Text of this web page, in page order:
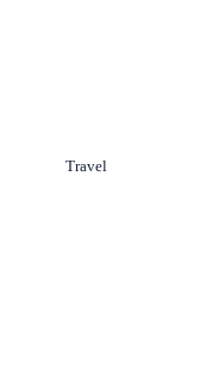
Travel